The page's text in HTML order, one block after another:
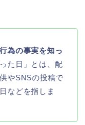
為の事実を知っ
た日」とは、配
やSNSの投稿で
などを指しま